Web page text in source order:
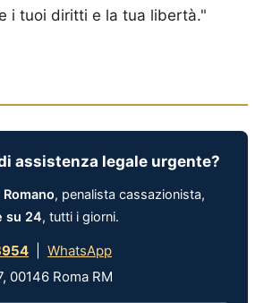
i tuoi diritti e la tua libertà."
assistenza legale urgente?
, penalista cassazionista,
su 24, tutti i giorni.
WhatsApp
00146 Roma RM